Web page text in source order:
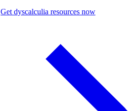
Get dyscalculia resources now